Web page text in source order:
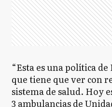
“Esta es una política
que tiene que ver con
sistema de salud. Hoy
3 ambulancias de